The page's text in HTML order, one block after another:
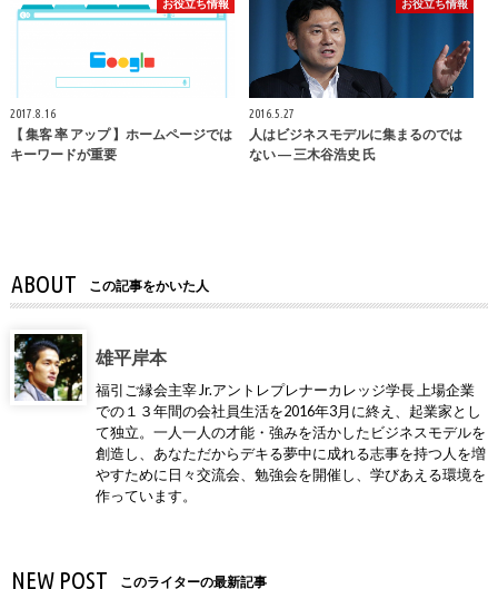
お役立ち情報
2017.8.16
【 集客 率 アップ 】ホームページでは
キーワードが重要
お役立ち情報
2016.5.27
人はビジネスモデルに集まるのでは
ない ― 三木谷浩史 氏
ABOUT この記事をかいた人
雄平岸本
福引ご縁会主宰 Jr.アントレプレナーカレッジ学長 上場企業
での１３年間の会社員生活を2016年3月に終え、起業家とし
て独立。一人一人の才能・強みを活かしたビジネスモデルを
創造し、あなただからデキる夢中に成れる志事を持つ人を増
やすために日々交流会、勉強会を開催し、学びあえる環境を
作っています。
NEW POST このライターの最新記事